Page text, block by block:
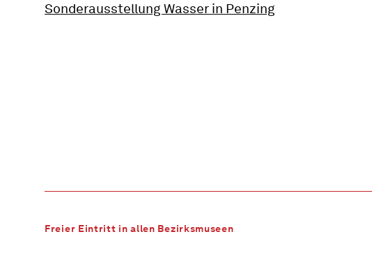
Sonderausstellung Wasser in Penzing
Freier Eintritt in allen Bezirksmuseen